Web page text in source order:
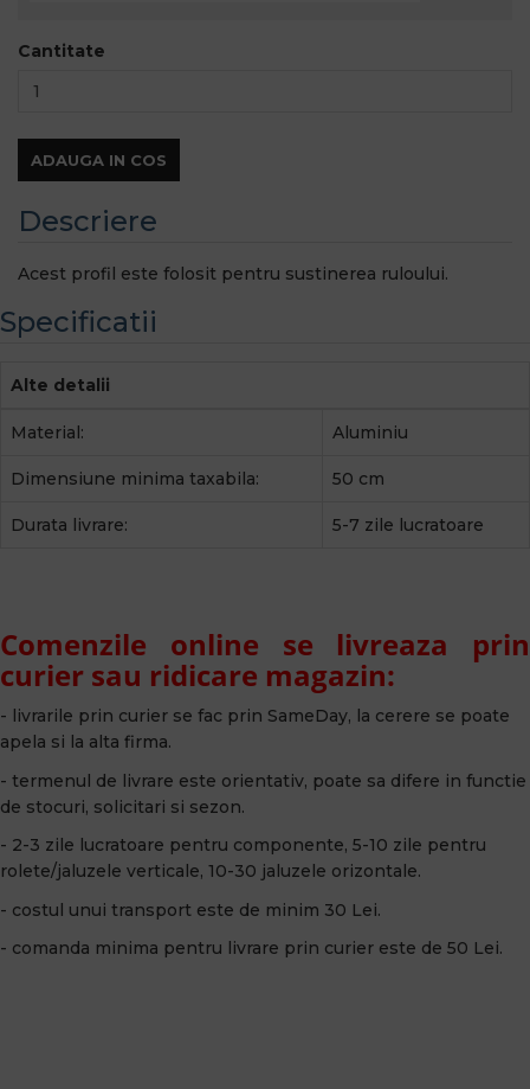
Cantitate
ADAUGA IN COS
Descriere
Acest profil este folosit pentru sustinerea ruloului.
Specificatii
Alte detalii
Material: Aluminiu
Dimensiune minima taxabila: 50 cm
Durata livrare: 5-7 zile lucratoare
Comenzile online se livreaza prin
curier sau ridicare magazin:
- livrarile prin curier se fac prin SameDay, la cerere se poate
apela si la alta firma.
- termenul de livrare este orientativ, poate sa difere in functie
de stocuri, solicitari si sezon.
- 2-3 zile lucratoare pentru componente, 5-10 zile pentru
rolete/jaluzele verticale, 10-30 jaluzele orizontale.
- costul unui transport este de minim 30 Lei.
- comanda minima pentru livrare prin curier este de 50 Lei.